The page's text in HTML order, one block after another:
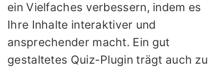
ein Vielfaches verbessern, indem es
Ihre Inhalte interaktiver und
ansprechender macht. Ein gut
gestaltetes Quiz-Plugin trägt auch zu